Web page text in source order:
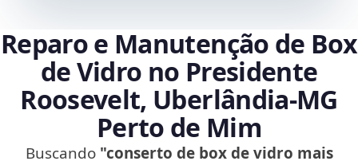
Reparo e Manutenção de Box
de Vidro no Presidente
Roosevelt, Uberlândia‑MG
Perto de Mim
Buscando "conserto de box de vidro mais